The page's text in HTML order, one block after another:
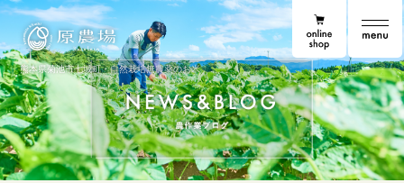
原農場便り
原農場
熊本県菊池市七城町・自然栽培無農薬のお米
online shop